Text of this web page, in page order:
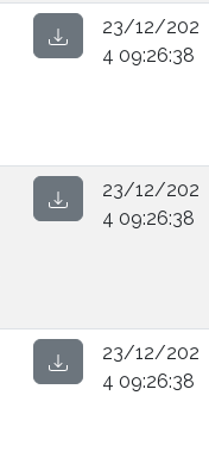
23/12/202
4 09:26:38
23/12/202
4 09:26:38
23/12/202
4 09:26:38